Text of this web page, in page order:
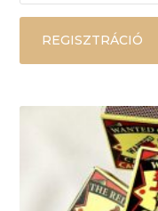
REGISZTRÁCIÓ